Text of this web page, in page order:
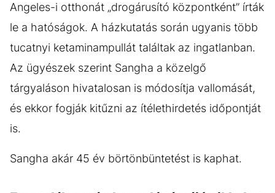
Angeles-i otthonát „drogárusító központként” írták
le a hatóságok. A házkutatás során ugyanis több
tucatnyi ketaminampullát találtak az ingatlanban.
Az ügyészek szerint Sangha a közelgő
tárgyaláson hivatalosan is módosítja vallomását,
és ekkor fogják kitűzni az ítélethirdetés időpontját
is.
Sangha akár 45 év börtönbüntetést is kaphat.